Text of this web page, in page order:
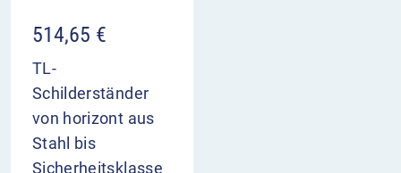
514,65 €
TL-
Schilderständer
von horizont aus
Stahl bis
Sicherheitsklasse